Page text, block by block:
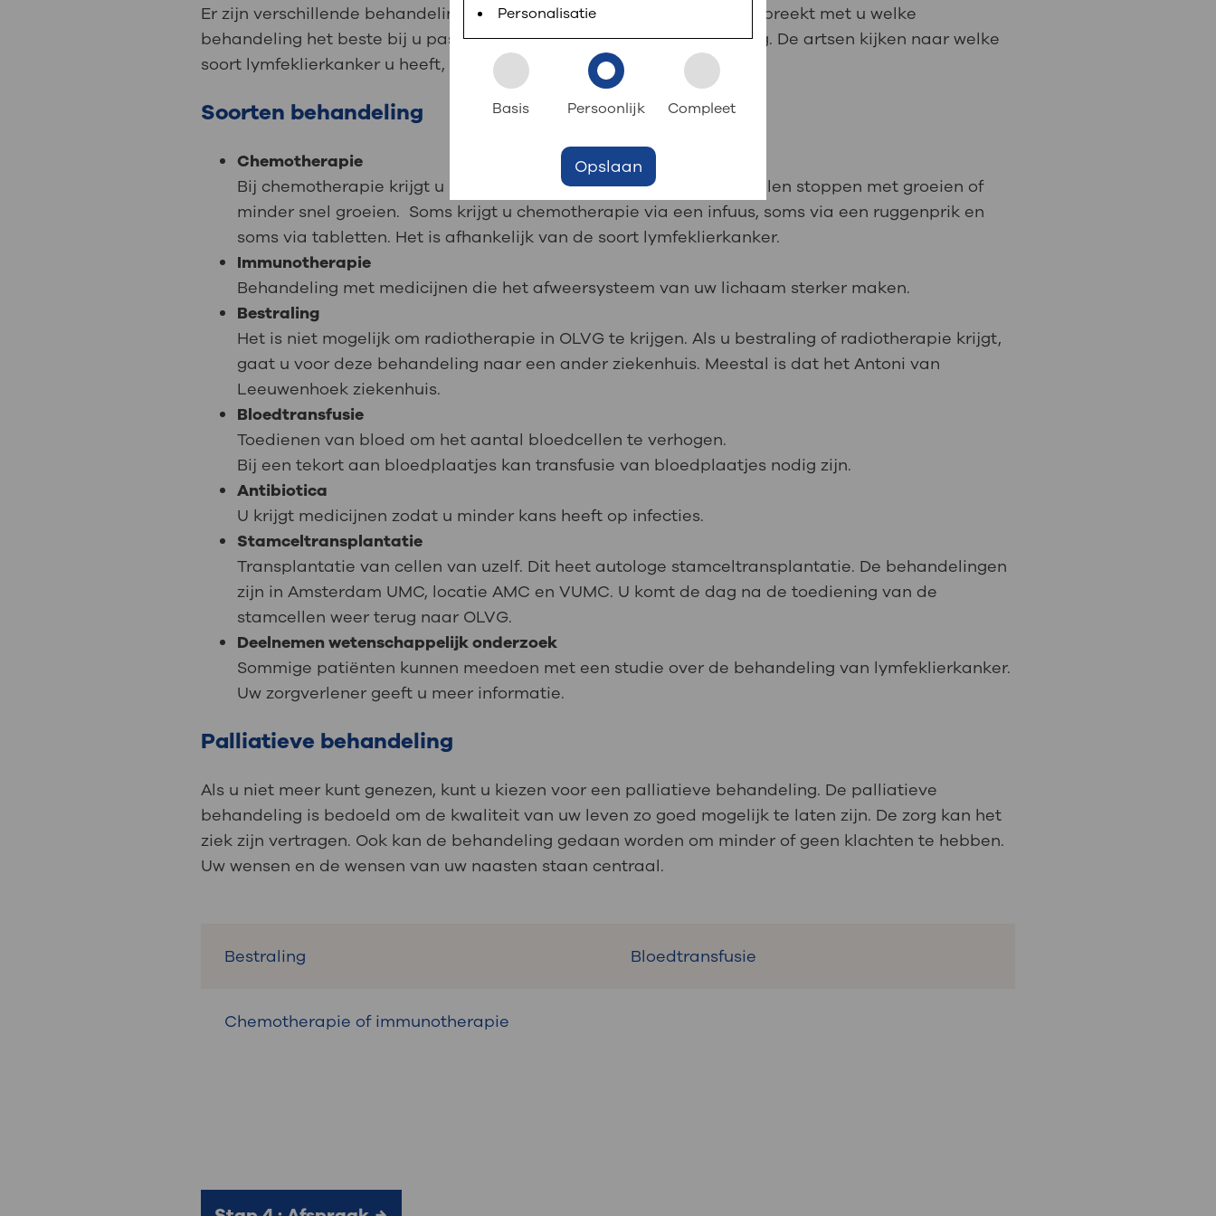
Uw bezoek aan OLVG
Uw verblijf in OLVG
Werken bij OLVG
Contact
: naar uw dossier
steeds verder uit, zodat u zelf meer digitaal kunt regelen. Met MijnOLVG kunnen
we u sneller helpen.
Er zijn verschillende behandelingen voor lymfeklierkanker. De arts bespreekt met u welke
behandeling het beste bij u past. Samen beslist u over de behandeling. De artsen kijken naar welke
soort lymfeklierkanker u heeft, naar uw leeftijd en hoe fit u bent.
Soorten behandeling
Chemotherapie
Bij chemotherapie krijgt u medicijnen die zorgen dat de kankercellen stoppen met groeien of
minder snel groeien. Soms krijgt u chemotherapie via een infuus, soms via een ruggenprik en
soms via tabletten. Het is afhankelijk van de soort lymfeklierkanker.
Immunotherapie
Behandeling met medicijnen die het afweersysteem van uw lichaam sterker maken.
Bestraling
Het is niet mogelijk om radiotherapie in OLVG te krijgen. Als u bestraling of radiotherapie krijgt,
gaat u voor deze behandeling naar een ander ziekenhuis. Meestal is dat het Antoni van
Leeuwenhoek ziekenhuis.
Bloedtransfusie
Toedienen van bloed om het aantal bloedcellen te verhogen.
Bij een tekort aan bloedplaatjes kan transfusie van bloedplaatjes nodig zijn.
Antibiotica
U krijgt medicijnen zodat u minder kans heeft op infecties.
Stamceltransplantatie
Transplantatie van cellen van uzelf. Dit heet autologe stamceltransplantatie. De behandelingen
zijn in Amsterdam UMC, locatie AMC en VUMC. U komt de dag na de toediening van de
stamcellen weer terug naar OLVG.
Deelnemen wetenschappelijk onderzoek
Sommige patiënten kunnen meedoen met een studie over de behandeling van lymfeklierkanker.
Uw zorgverlener geeft u meer informatie.
Palliatieve behandeling
Als u niet meer kunt genezen, kunt u kiezen voor een palliatieve behandeling. De palliatieve
behandeling is bedoeld om de kwaliteit van uw leven zo goed mogelijk te laten zijn. De zorg kan het
ziek zijn vertragen. Ook kan de behandeling gedaan worden om minder of geen klachten te hebben.
Uw wensen en de wensen van uw naasten staan centraal.
Bestraling Bloedtransfusie
Chemotherapie of immunotherapie
Personalisatie
Basis Persoonlijk Compleet
Opslaan